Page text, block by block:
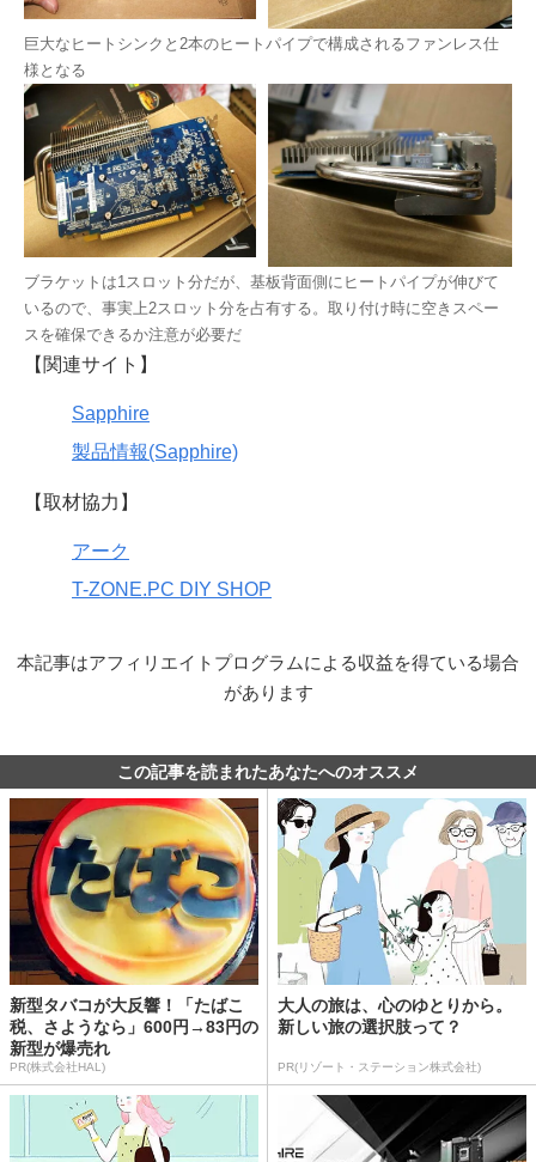
巨大なヒートシンクと2本のヒートパイプで構成されるファンレス仕
様となる
ブラケットは1スロット分だが、基板背面側にヒートパイプが伸びて
いるので、事実上2スロット分を占有する。取り付け時に空きスペー
スを確保できるか注意が必要だ
【関連サイト】
Sapphire
製品情報(Sapphire)
【取材協力】
アーク
T-ZONE.PC DIY SHOP
本記事はアフィリエイトプログラムによる収益を得ている場合
があります
この記事を読まれたあなたへのオススメ
新型タバコが大反響！「たばこ
税、さようなら」600円→83円の
新型が爆売れ
PR(株式会社HAL)
大人の旅は、心のゆとりから。
新しい旅の選択肢って？
PR(リゾート・ステーション株式会社)